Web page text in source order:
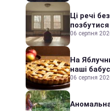
Ці речі
06 серпня
На
наші
06 серпня